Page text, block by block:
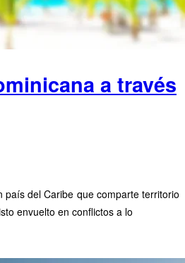
a través
país del Caribe que comparte territorio
envuelto en conflictos a lo